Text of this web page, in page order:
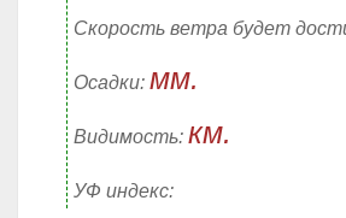
Скорость ветра будет
Осадки: мм.
Видимость: км.
УФ индекс: